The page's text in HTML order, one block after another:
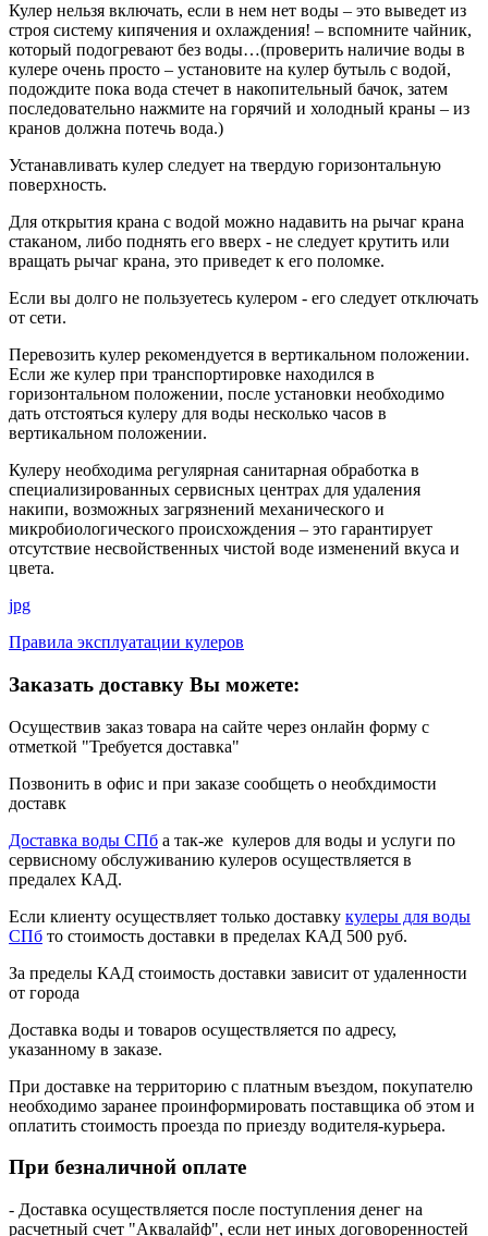
Кулер нельзя включать, если в нем нет воды – это выведет из
строя систему кипячения и охлаждения! – вспомните чайник,
который подогревают без воды…(проверить наличие воды в
кулере очень просто – установите на кулер бутыль с водой,
подождите пока вода стечет в накопительный бачок, затем
последовательно нажмите на горячий и холодный краны – из
кранов должна потечь вода.)
Устанавливать кулер следует на твердую горизонтальную
поверхность.
Для открытия крана с водой можно надавить на рычаг крана
стаканом, либо поднять его вверх - не следует крутить или
вращать рычаг крана, это приведет к его поломке.
Если вы долго не пользуетесь кулером - его следует отключать
от сети.
Перевозить кулер рекомендуется в вертикальном положении.
Если же кулер при транспортировке находился в
горизонтальном положении, после установки необходимо
дать отстояться кулеру для воды несколько часов в
вертикальном положении.
Кулеру необходима регулярная санитарная обработка в
специализированных сервисных центрах для удаления
накипи, возможных загрязнений механического и
микробиологического происхождения – это гарантирует
отсутствие несвойственных чистой воде изменений вкуса и
цвета.
jpg
Правила эксплуатации кулеров
Заказать доставку Вы можете:
Осуществив заказ товара на сайте через онлайн форму с
отметкой "Требуется доставка"
Позвонить в офис и при заказе сообщеть о необхдимости
доставк
Доставка воды СПб а так-же кулеров для воды и услуги по
сервисному обслуживанию кулеров осуществляется в
предалех КАД.
Если клиенту осуществляет только доставку кулеры для воды
СПб то стоимость доставки в пределах КАД 500 руб.
За пределы КАД стоимость доставки зависит от удаленности
от города
Доставка воды и товаров осуществляется по адресу,
указанному в заказе.
При доставке на территорию с платным въездом, покупателю
необходимо заранее проинформировать поставщика об этом и
оплатить стоимость проезда по приезду водителя-курьера.
При безналичной оплате
- Доставка осуществляется после поступления денег на
расчетный счет "Аквалайф", если нет иных договоренностей